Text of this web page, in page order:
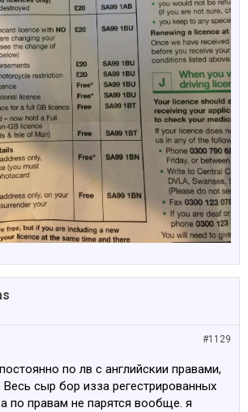
#1129
по лв с английскии правами,
сыр бор изза регестрированных
по правам не парятся вообще. я